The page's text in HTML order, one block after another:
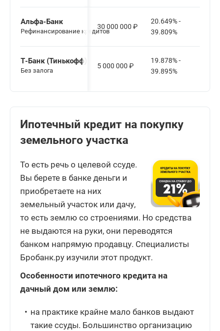
Альфа-Банк
Рефинансирование кредитов
30 000 000 ₽
20.649% -
39.809%
Т-Банк (Тинькофф)
Без залога
5 000 000 ₽
19.878% -
39.895%
Ипотечный кредит на покупку
земельного участка
То есть речь о целевой ссуде.
Вы берете в банке деньги и
приобретаете на них
земельный участок или дачу,
то есть землю со строениями. Но средства
не выдаются на руки, они переводятся
банком напрямую продавцу. Специалисты
Бробанк.ру изучили этот продукт.
Особенности ипотечного кредита на
дачный дом или землю:
на практике крайне мало банков выдают
такие ссуды. Большинство организацию